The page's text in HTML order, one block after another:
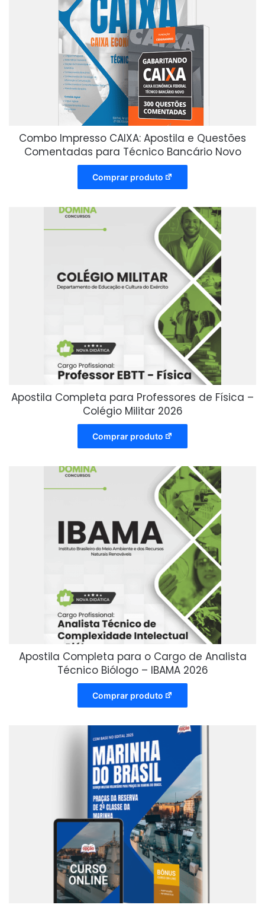
Combo Impresso CAIXA: Apostila e Questões
Comentadas para Técnico Bancário Novo
Comprar produto
Apostila Completa para Professores de Física –
Colégio Militar 2026
Comprar produto
Apostila Completa para o Cargo de Analista
Técnico Biólogo – IBAMA 2026
Comprar produto